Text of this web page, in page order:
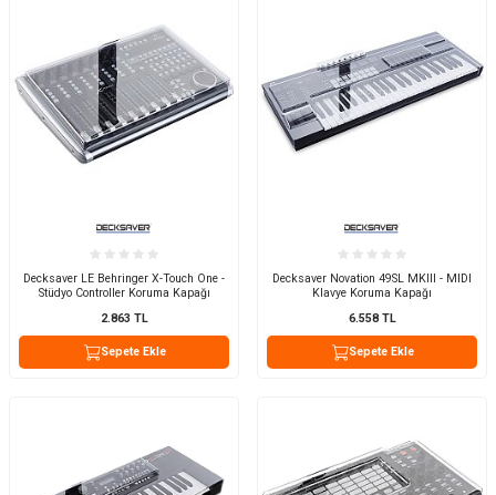
Decksaver LE Behringer X-Touch One -
Stüdyo Controller Koruma Kapağı
2.863 TL
Sepete Ekle
Decksaver Novation 49SL MKIII - MIDI
Klavye Koruma Kapağı
6.558TL
Sepete Ekle